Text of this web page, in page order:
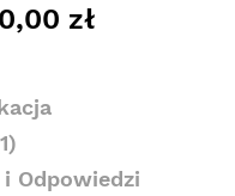
zł
Odpowiedzi